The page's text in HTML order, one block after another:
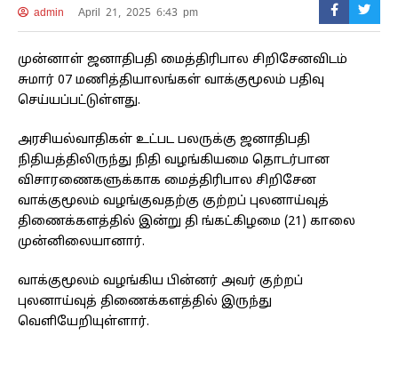
admin April 21, 2025 6:43 pm
முன்னாள் ஜனாதிபதி மைத்திரிபால சிறிசேனவிடம்
சுமார் 07 மணித்தியாலங்கள் வாக்குமூலம் பதிவு
செய்யப்பட்டுள்ளது.
அரசியல்வாதிகள் உட்பட பலருக்கு ஜனாதிபதி
நிதியத்திலிருந்து நிதி வழங்கியமை தொடர்பான
விசாரணைகளுக்காக மைத்திரிபால சிறிசேன
வாக்குமூலம் வழங்குவதற்கு குற்றப் புலனாய்வுத்
திணைக்களத்தில் இன்று தி ங்கட்கிழமை (21) காலை
முன்னிலையானார்.
வாக்குமூலம் வழங்கிய பின்னர் அவர் குற்றப்
புலனாய்வுத் திணைக்களத்தில் இருந்து
வெளியேறியுள்ளார்.